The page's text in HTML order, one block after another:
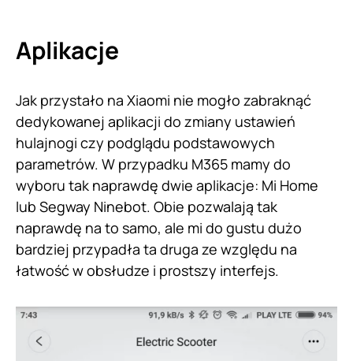
Aplikacje
Jak przystało na Xiaomi nie mogło zabraknąć
dedykowanej aplikacji do zmiany ustawień
hulajnogi czy podglądu podstawowych
parametrów. W przypadku M365 mamy do
wyboru tak naprawdę dwie aplikacje: Mi Home
lub Segway Ninebot. Obie pozwalają tak
naprawdę na to samo, ale mi do gustu dużo
bardziej przypadła ta druga ze względu na
łatwość w obsłudze i prostszy interfejs.